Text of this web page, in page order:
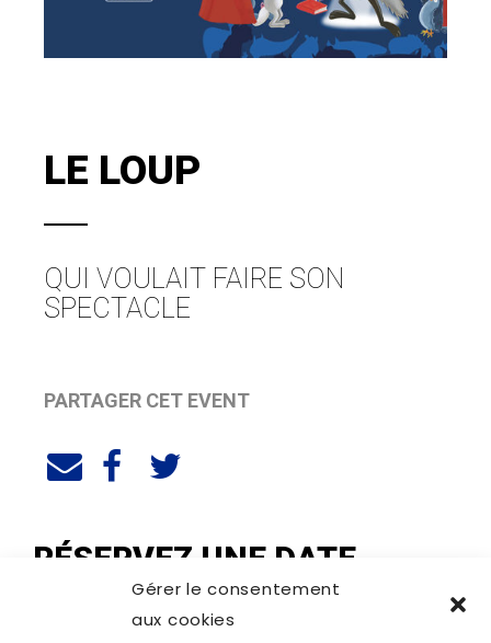
Gérer le consentement
aux cookies
LE LOUP
QUI VOULAIT FAIRE SON
SPECTACLE
PARTAGER CET EVENT
RÉSERVEZ UNE DATE